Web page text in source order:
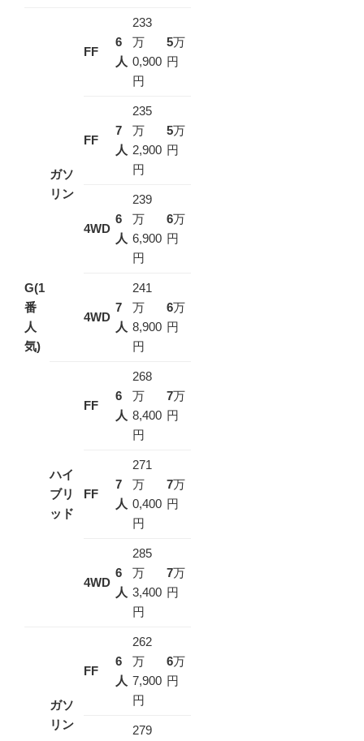
G(1
番
人
気)
ガソ
リン
FF
6
人
233
万
0,900
円
5万
円
FF
7
人
235
万
2,900
円
5万
円
4WD
6
人
239
万
6,900
円
6万
円
4WD
7
人
241
万
8,900
円
6万
円
ハイ
ブリ
ッド
FF
6
人
268
万
8,400
円
7万
円
FF
7
人
271
万
0,400
円
7万
円
4WD
6
人
285
万
3,400
円
7万
円
ガソ
リン
FF
6
人
262
万
7,900
円
6万
円
279